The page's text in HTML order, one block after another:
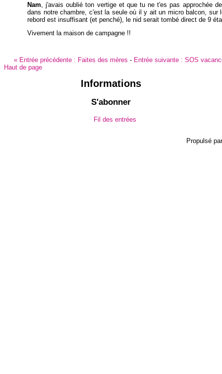
Nam , j'avais oublié ton vertige et que tu ne t'es pas approchée
dans notre chambre, c'est la seule où il y ait un micro balcon, sur
rebord est insuffisant (et penché), le nid serait tombé direct de 9
Vivement la maison de campagne !!
« Entrée précédente : Faites des mères - Entrée suivante : SOS
Haut de page
Informations
S'abonner
Fil des entrées
Propulsé